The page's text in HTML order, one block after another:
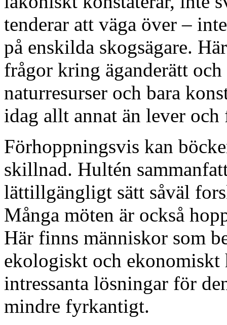
tenderar att väga över –
på enskilda skogsägare.
frågor kring äganderätt
naturresurser och bara
idag allt annat än lever och
Förhoppningsvis kan
skillnad. Hultén
lättillgängligt sätt såväl
Många möten är också
Här finns människor som
ekologiskt och
intressanta lösningar för
mindre fyrkantigt.